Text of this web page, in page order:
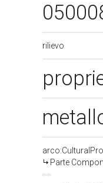
rilievo
Parte